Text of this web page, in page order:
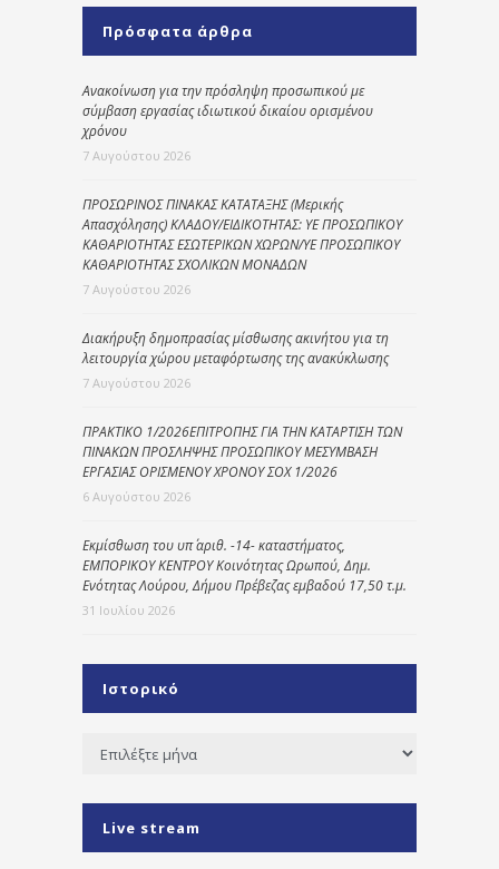
Πρόσφατα άρθρα
Ανακοίνωση για την πρόσληψη προσωπικού με
σύμβαση εργασίας ιδιωτικού δικαίου ορισμένου
χρόνου
7 Αυγούστου 2026
ΠΡΟΣΩΡΙΝΟΣ ΠΙΝΑΚΑΣ ΚΑΤΑΤΑΞΗΣ (Μερικής
Απασχόλησης) ΚΛΑΔΟΥ/ΕΙΔΙΚΟΤΗΤΑΣ: ΥΕ ΠΡΟΣΩΠΙΚΟΥ
ΚΑΘΑΡΙΟΤΗΤΑΣ ΕΣΩΤΕΡΙΚΩΝ ΧΩΡΩΝ/ΥΕ ΠΡΟΣΩΠΙΚΟΥ
ΚΑΘΑΡΙΟΤΗΤΑΣ ΣΧΟΛΙΚΩΝ ΜΟΝΑΔΩΝ
7 Αυγούστου 2026
Διακήρυξη δημοπρασίας μίσθωσης ακινήτου για τη
λειτουργία χώρου μεταφόρτωσης της ανακύκλωσης
7 Αυγούστου 2026
ΠΡΑΚΤΙΚΟ 1/2026ΕΠΙΤΡΟΠΗΣ ΓΙΑ ΤΗΝ ΚΑΤΑΡΤΙΣΗ ΤΩΝ
ΠΙΝΑΚΩΝ ΠΡΟΣΛΗΨΗΣ ΠΡΟΣΩΠΙΚΟΥ ΜΕΣΥΜΒΑΣΗ
ΕΡΓΑΣΙΑΣ ΟΡΙΣΜΕΝΟΥ ΧΡΟΝΟΥ ΣΟΧ 1/2026
6 Αυγούστου 2026
Εκμίσθωση του υπ΄ αριθ. -14- καταστήματος,
ΕΜΠΟΡΙΚΟΥ ΚΕΝΤΡΟΥ Κοινότητας Ωρωπού, Δημ.
Ενότητας Λούρου, Δήμου Πρέβεζας εμβαδού 17,50 τ.μ.
31 Ιουλίου 2026
Ιστορικό
Ιστορικό
Live stream